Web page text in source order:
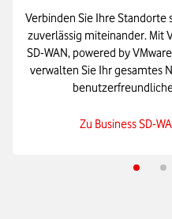
Verbinden Sie Ihre Standorte
zuverlässig miteinander. Mit
SD-WAN, powered by
verwalten Sie Ihr gesamtes
Zu Business SD-